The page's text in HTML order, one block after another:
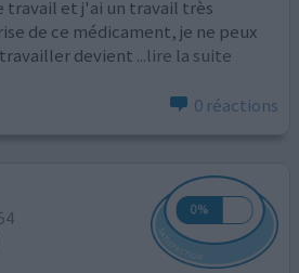
travail et j'ai un travail très
de ce médicament, je ne peux
devient ...lire la suite
0 réactions